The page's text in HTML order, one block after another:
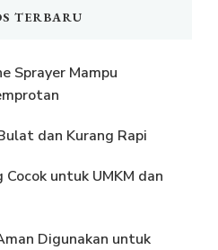
TERBARU
Sprayer Mampu
dan Kurang Rapi
untuk UMKM dan
Digunakan untuk